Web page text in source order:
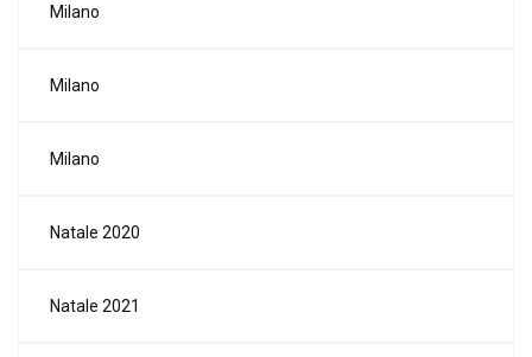
Milano
Milano
Milano
Natale 2020
Natale 2021